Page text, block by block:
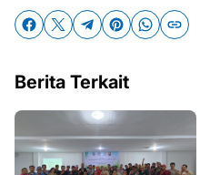
Berita Terkait